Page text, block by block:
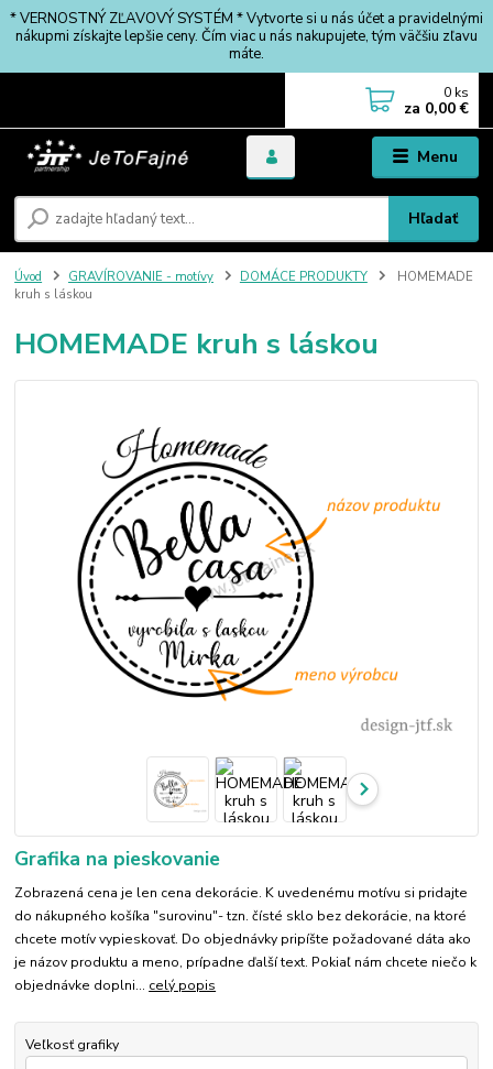
* VERNOSTNÝ ZĽAVOVÝ SYSTÉM * Vytvorte si u nás účet a pravidelnými
nákupmi získajte lepšie ceny. Čím viac u nás nakupujete, tým väčšiu zľavu
máte.
Menu
Hľadať
0 ks
za 0,00 €
Úvod GRAVÍROVANIE - motívy DOMÁCE PRODUKTY
HOMEMADE
kruh s láskou
HOMEMADE kruh s láskou
Grafika na pieskovanie
Zobrazená cena je len cena dekorácie. K uvedenému motívu si pridajte
do nákupného košíka "surovinu"- tzn. čísté sklo bez dekorácie, na ktoré
chcete motív vypieskovať. Do objednávky pripíšte požadované dáta ako
je názov produktu a meno, prípadne ďalší text. Pokiaľ nám chcete niečo k
objednávke doplni... celý popis
Veľkosť grafiky